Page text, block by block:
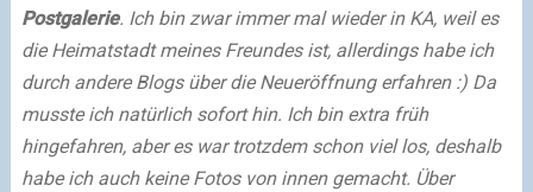
Postgalerie. Ich bin zwar immer mal wieder in KA, weil es
die Heimatstadt meines Freundes ist, allerdings habe ich
durch andere Blogs über die Neueröffnung erfahren :) Da
musste ich natürlich sofort hin. Ich bin extra früh
hingefahren, aber es war trotzdem schon viel los, deshalb
habe ich auch keine Fotos von innen gemacht. Über